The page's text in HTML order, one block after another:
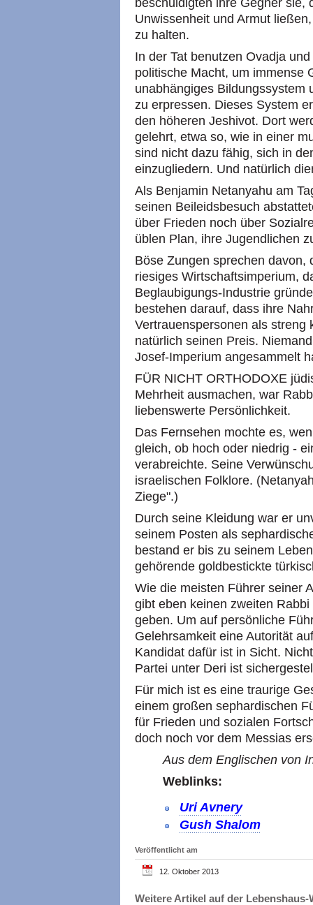
beschuldigten ihre Gegner sie,
Unwissenheit und Armut
zu halten.
In der Tat benutzen Ovadja
politische Macht, um immense
unabhängiges Bildungssystem
zu erpressen. Dieses System
den höheren Jeshivot. Dort
gelehrt, etwa so, wie in einer
sind nicht dazu fähig, sich in
einzugliedern. Und natürlich
Als Benjamin Netanyahu am
seinen Beileidsbesuch
über Frieden noch über
üblen Plan, ihre Jugendlichen
Böse Zungen sprechen davon,
riesiges Wirtschaftsimperium,
Beglaubigungs-Industrie
bestehen darauf, dass ihre
Vertrauenspersonen als streng
natürlich seinen Preis.
Josef-Imperium angesammelt
FÜR NICHT ORTHODOXE
Mehrheit ausmachen, war
liebenswerte Persönlichkeit.
Das Fernsehen mochte es,
gleich, ob hoch oder niedrig -
verabreichte. Seine
israelischen Folklore.
Ziege".)
Durch seine Kleidung war er
seinem Posten als
bestand er bis zu seinem
gehörende goldbestickte
Wie die meisten Führer seiner
gibt eben keinen zweiten
geben. Um auf persönliche
Gelehrsamkeit eine Autorität
Kandidat dafür ist in Sicht.
Partei unter Deri ist
Für mich ist es eine traurige
einem großen sephardischen
für Frieden und sozialen
doch noch vor dem Messias
Aus dem Englischen von
Weblinks:
Uri Avnery
Gush Shalom
Veröffentlicht am
12. Oktober 2013
Weitere Artikel auf der